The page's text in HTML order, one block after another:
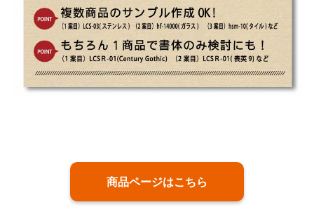
商品ページはこちら